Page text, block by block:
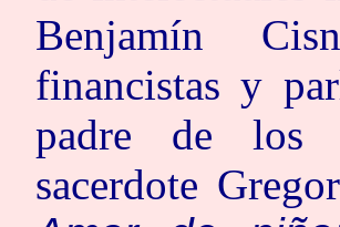
Benjamín
financistas y
padre de los
sacerdote